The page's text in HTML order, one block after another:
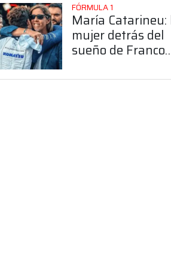
FÓRMULA 1
María Catarineu:
mujer detrás del
sueño de Franco
Fórmula 1